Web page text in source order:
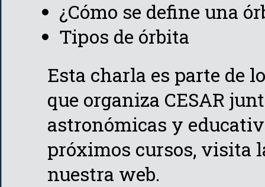
¿Cómo se define una
Tipos de órbita
Esta charla es parte de
que organiza CESAR
astronómicas y
próximos cursos, visita
nuestra web.